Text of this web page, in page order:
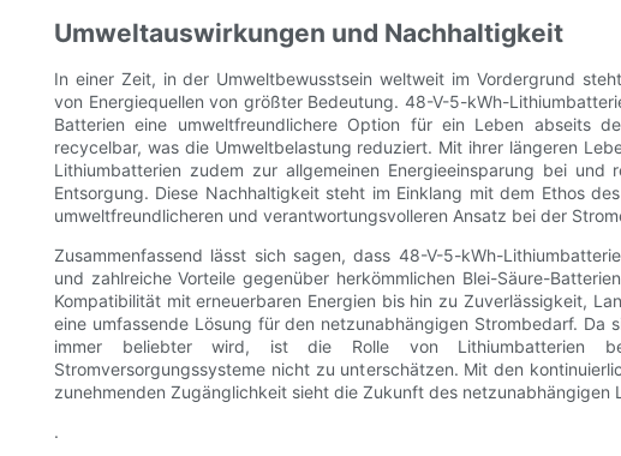
Umweltauswirkungen und Nachhaltigkeit
In einer Zeit, in der Umweltbewusstsein weltweit im Vordergrund
von Energiequellen von größter Bedeutung. 48-V-5-kWh-
Batterien eine umweltfreundlichere Option für ein Leben abseits
recycelbar, was die Umweltbelastung reduziert. Mit ihrer längeren
Lithiumbatterien zudem zur allgemeinen Energieeinsparung bei
Entsorgung. Diese Nachhaltigkeit steht im Einklang mit dem Ethos
umweltfreundlicheren und verantwortungsvolleren Ansatz bei der
Zusammenfassend lässt sich sagen, dass 48-V-5-kWh-
und zahlreiche Vorteile gegenüber herkömmlichen Blei-Säure-
Kompatibilität mit erneuerbaren Energien bis hin zu Zuverlässigkeit,
eine umfassende Lösung für den netzunabhängigen Strombedarf. Da
immer beliebter wird, ist die Rolle von Lithiumbatterien
Stromversorgungssysteme nicht zu unterschätzen. Mit den
zunehmenden Zugänglichkeit sieht die Zukunft des netzunabhängigen
.